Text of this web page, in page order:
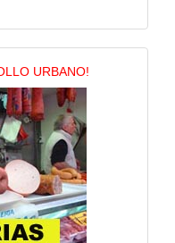
URBANO!